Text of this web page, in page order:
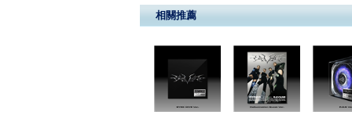
相關推薦